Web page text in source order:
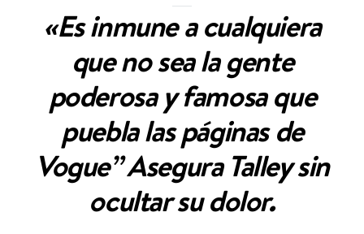
«Es inmune a cualquiera
que no sea la gente
poderosa y famosa que
puebla las páginas de
Vogue” Asegura Talley sin
ocultar su dolor.